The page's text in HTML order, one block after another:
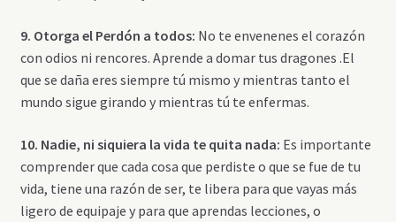
9. Otorga el Perdón a todos: No te envenenes el corazón
con odios ni rencores. Aprende a domar tus dragones .El
que se daña eres siempre tú mismo y mientras tanto el
mundo sigue girando y mientras tú te enfermas.
10. Nadie, ni siquiera la vida te quita nada: Es importante
comprender que cada cosa que perdiste o que se fue de tu
vida, tiene una razón de ser, te libera para que vayas más
ligero de equipaje y para que aprendas lecciones, o